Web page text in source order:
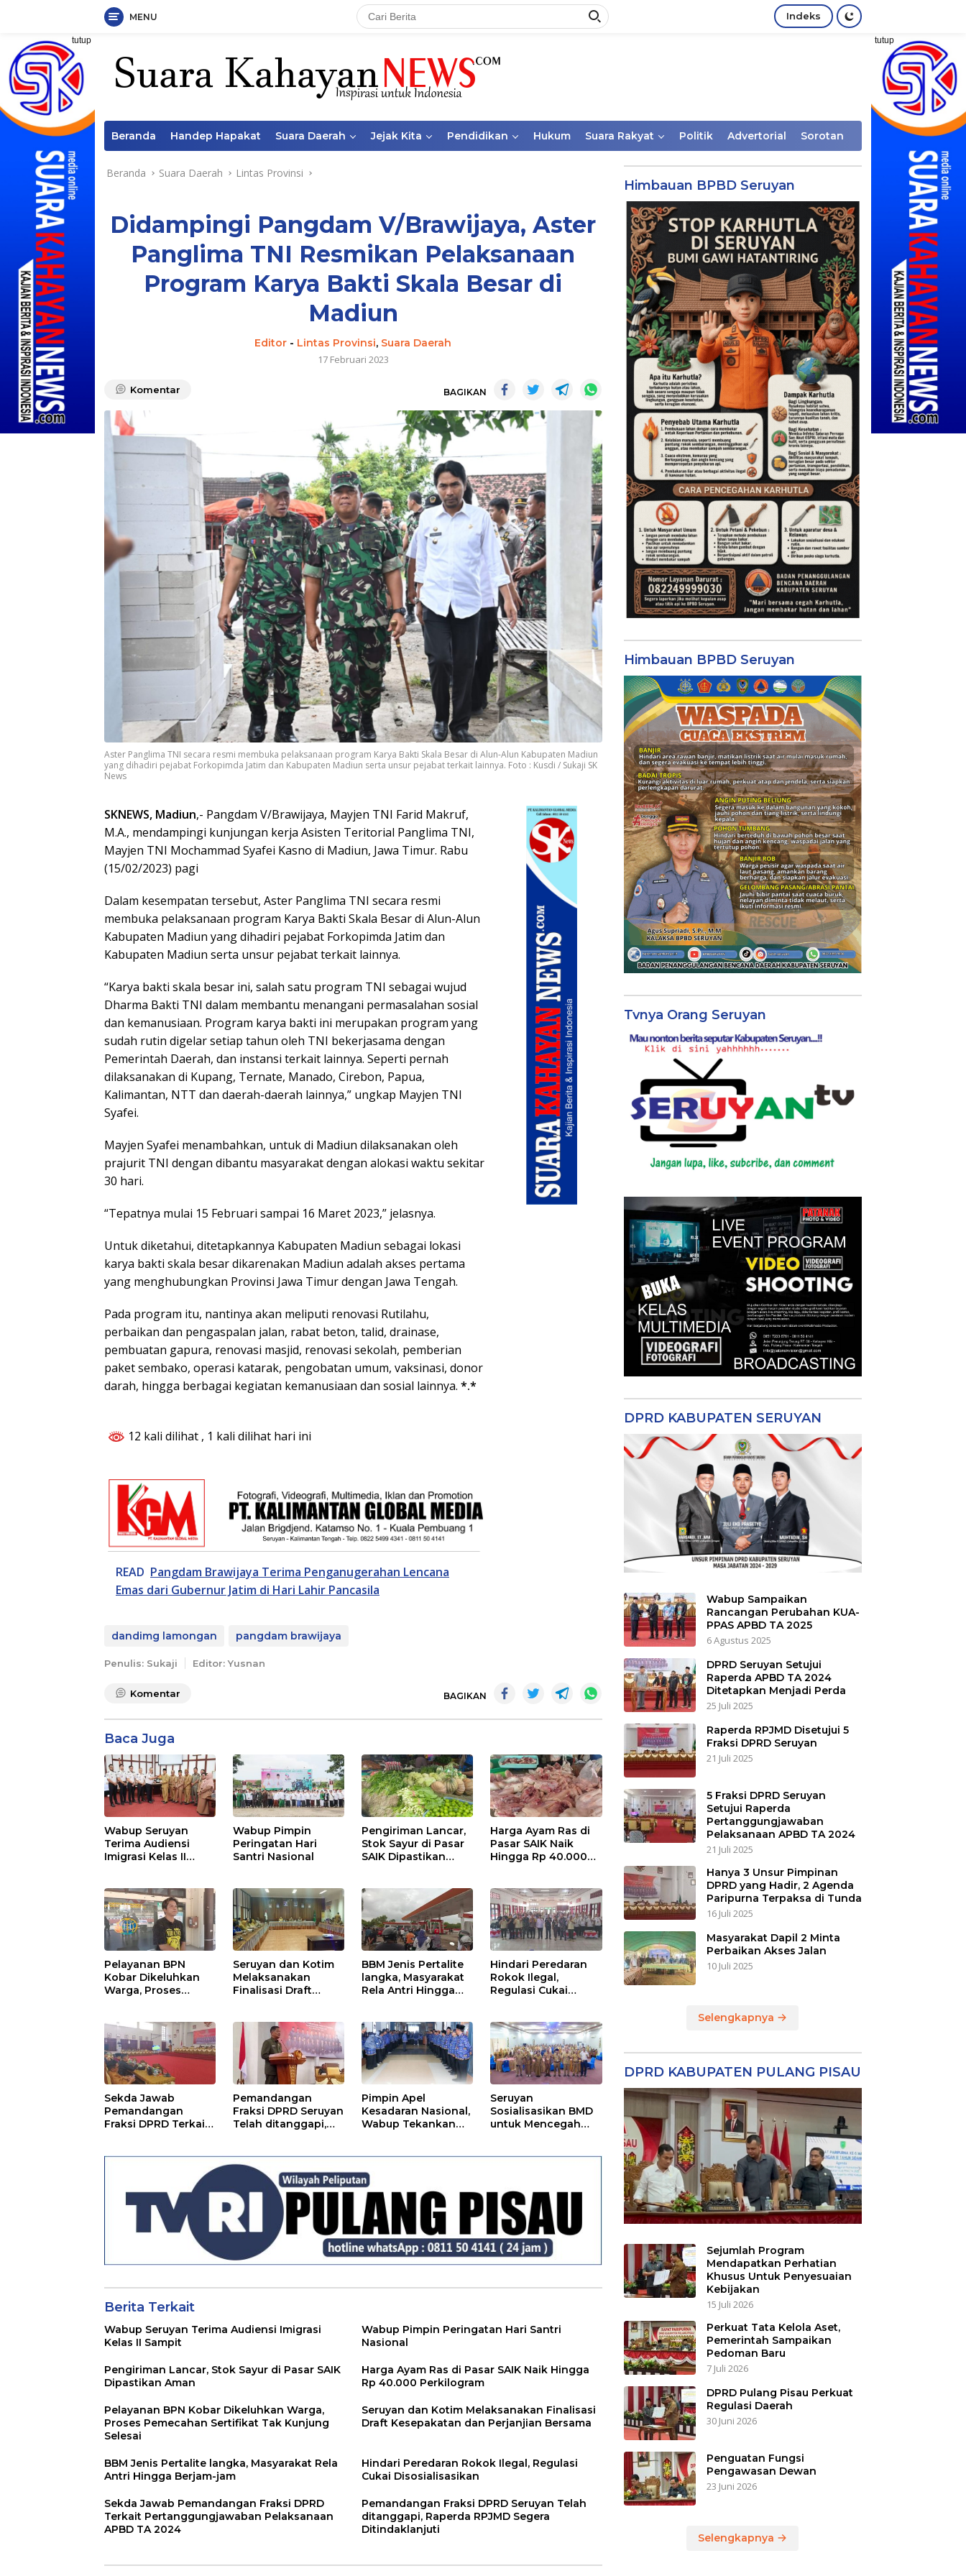
Langsung
konten
MENU Indeks
tutup tutup
Beranda Handep Hapakat Suara Daerah Jejak Kita Pendidikan Hukum Suara Rakyat Politik Advertorial Sorotan
Beranda Suara Daerah Lintas Provinsi
Didampingi Pangdam V/Brawijaya, Aster
Panglima TNI Resmikan Pelaksanaan
Program Karya Bakti Skala Besar di
Madiun
Editor - Lintas Provinsi, Suara Daerah
17 Februari 2023
Komentar BAGIKAN
Aster Panglima TNI secara resmi membuka pelaksanaan program Karya Bakti Skala Besar di Alun-Alun Kabupaten Madiun
yang dihadiri pejabat Forkopimda Jatim dan Kabupaten Madiun serta unsur pejabat terkait lainnya. Foto : Kusdi / Sukaji SK
News
SKNEWS, Madiun,- Pangdam V/Brawijaya, Mayjen TNI Farid Makruf,
M.A., mendampingi kunjungan kerja Asisten Teritorial Panglima TNI,
Mayjen TNI Mochammad Syafei Kasno di Madiun, Jawa Timur. Rabu
(15/02/2023) pagi
Dalam kesempatan tersebut, Aster Panglima TNI secara resmi
membuka pelaksanaan program Karya Bakti Skala Besar di Alun-Alun
Kabupaten Madiun yang dihadiri pejabat Forkopimda Jatim dan
Kabupaten Madiun serta unsur pejabat terkait lainnya.
“Karya bakti skala besar ini, salah satu program TNI sebagai wujud
Dharma Bakti TNI dalam membantu menangani permasalahan sosial
dan kemanusiaan. Program karya bakti ini merupakan program yang
sudah rutin digelar setiap tahun oleh TNI bekerjasama dengan
Pemerintah Daerah, dan instansi terkait lainnya. Seperti pernah
dilaksanakan di Kupang, Ternate, Manado, Cirebon, Papua,
Kalimantan, NTT dan daerah-daerah lainnya,” ungkap Mayjen TNI
Syafei.
Mayjen Syafei menambahkan, untuk di Madiun dilaksanakan oleh
prajurit TNI dengan dibantu masyarakat dengan alokasi waktu sekitar
30 hari.
“Tepatnya mulai 15 Februari sampai 16 Maret 2023,” jelasnya.
Untuk diketahui, ditetapkannya Kabupaten Madiun sebagai lokasi
karya bakti skala besar dikarenakan Madiun adalah akses pertama
yang menghubungkan Provinsi Jawa Timur dengan Jawa Tengah.
Pada program itu, nantinya akan meliputi renovasi Rutilahu,
perbaikan dan pengaspalan jalan, rabat beton, talid, drainase,
pembuatan gapura, renovasi masjid, renovasi sekolah, pemberian
paket sembako, operasi katarak, pengobatan umum, vaksinasi, donor
darah, hingga berbagai kegiatan kemanusiaan dan sosial lainnya. *.*
12 kali dilihat , 1 kali dilihat hari ini
READ Pangdam Brawijaya Terima Penganugerahan Lencana
Emas dari Gubernur Jatim di Hari Lahir Pancasila
dandimg lamongan pangdam brawijaya
Penulis: Sukaji Editor: Yusnan
Komentar BAGIKAN
Baca Juga
Wabup Seruyan
Terima Audiensi
Imigrasi Kelas II
Wabup Pimpin
Peringatan Hari
Santri Nasional
Pengiriman Lancar,
Stok Sayur di Pasar
SAIK Dipastikan
Harga Ayam Ras di
Pasar SAIK Naik
Hingga Rp 40.000
Pelayanan BPN
Kobar Dikeluhkan
Warga, Proses
Kunjung Selesai
Seruyan dan Kotim
Melaksanakan
Finalisasi Draft
BBM Jenis Pertalite
langka, Masyarakat
Rela Antri Hingga
Hindari Peredaran
Rokok Ilegal,
Regulasi Cukai
Sekda Jawab
Pemandangan
Fraksi DPRD Terkait
Pemandangan
Fraksi DPRD Seruyan
Telah ditanggapi,
Ditindaklanjuti
Pimpin Apel
Kesadaran Nasional,
Wabup Tekankan
Seruyan
Sosialisasikan BMD
untuk Mencegah
Berita Terkait
Wabup Seruyan Terima Audiensi Imigrasi
Kelas II Sampit
Wabup Pimpin Peringatan Hari Santri
Nasional
Pengiriman Lancar, Stok Sayur di Pasar SAIK
Dipastikan Aman
Harga Ayam Ras di Pasar SAIK Naik Hingga
Rp 40.000 Perkilogram
Pelayanan BPN Kobar Dikeluhkan Warga,
Proses Pemecahan Sertifikat Tak Kunjung
Selesai
Seruyan dan Kotim Melaksanakan Finalisasi
Draft Kesepakatan dan Perjanjian Bersama
BBM Jenis Pertalite langka, Masyarakat Rela
Antri Hingga Berjam-jam
Hindari Peredaran Rokok Ilegal, Regulasi
Cukai Disosialisasikan
Sekda Jawab Pemandangan Fraksi DPRD
Terkait Pertanggungjawaban Pelaksanaan
APBD TA 2024
Pemandangan Fraksi DPRD Seruyan Telah
ditanggapi, Raperda RPJMD Segera
Ditindaklanjuti
Himbauan BPBD Seruyan
Himbauan BPBD Seruyan
Tvnya Orang Seruyan
DPRD KABUPATEN SERUYAN
Wabup Sampaikan
Rancangan Perubahan KUA-
PPAS APBD TA 2025
6 Agustus 2025
DPRD Seruyan Setujui
Raperda APBD TA 2024
Ditetapkan Menjadi Perda
25 Juli 2025
Raperda RPJMD Disetujui 5
Fraksi DPRD Seruyan
21 Juli 2025
5 Fraksi DPRD Seruyan
Setujui Raperda
Pertanggungjawaban
Pelaksanaan APBD TA 2024
21 Juli 2025
Hanya 3 Unsur Pimpinan
DPRD yang Hadir, 2 Agenda
Paripurna Terpaksa di Tunda
16 Juli 2025
Masyarakat Dapil 2 Minta
Perbaikan Akses Jalan
10 Juli 2025
Selengkapnya
DPRD KABUPATEN PULANG PISAU
Sejumlah Program
Mendapatkan Perhatian
Khusus Untuk Penyesuaian
Kebijakan
15 Juli 2026
Perkuat Tata Kelola Aset,
Pemerintah Sampaikan
Pedoman Baru
7 Juli 2026
DPRD Pulang Pisau Perkuat
Regulasi Daerah
30 Juni 2026
Penguatan Fungsi
Pengawasan Dewan
23 Juni 2026
Selengkapnya